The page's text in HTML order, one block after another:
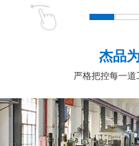
杰品
严格把控每一